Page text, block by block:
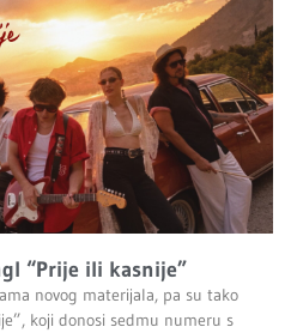
“Prije ili kasnije”
novog materijala, pa su tako
koji donosi sedmu numeru s